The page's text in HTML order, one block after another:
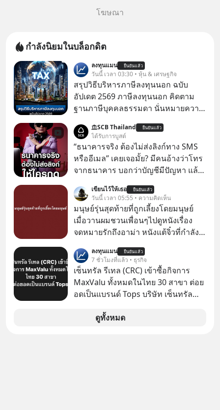
โฆษณา
กำลังนิยมในบล็อกดิต
ลงทุนแมน ยืนยันแล้ว
วันนี้ เวลา 03:30 • หุ้น & เศรษฐกิจ
สรุปวิธีบริหารภาษีลงทุนนอก ฉบับ
อัปเดต 2569 ภาษีลงทุนนอก คิดตาม
ฐานภาษีบุคคลธรรมดา นั่นหมายความ
SCB Thailand ยืนยันแล้ว
ได้รับการบูสต์
“ธนาคารจริง ต้องไม่ส่งลิงก์ทาง SMS
หรืออีเมล” เคยเจอมั้ย? มีคนอ้างว่าโทร
จากธนาคาร บอกว่าบัญชีมีปัญหา แล้ว
ทันที มาฟัง “ป้าเก๋าเล่ากลโกง” เพื่อรู้ทัน
มุกหลอกลวงในคราบความน่าเชื่อถือ
กันค่ะ #แก้เกมกลโกง #ป้าเก๋าเล่ากล
โกง #LivesSustainably #อยู่อย่าง
#FraudEducation #FinancialLiteracy
#DigitalBankWithHumanTouch
เขียนไว้ให้เธอ ยืนยันแล้ว
วันนี้ เวลา 05:55 • ความคิดเห็น
มนุษย์รุ่นสุดท้ายที่ถูกเลี้ยงโดยมนุษย์
เมื่อวานผมชวนเพื่อนๆไปดูหนังเรื่อง
จดหมายรักถึงอาม่า หนังแต้จิ๋วที่กำลัง
ป๊าผมเห็นโปสเตอร์หนังเรื่องนี้หลาย
เดือนก่อนและอยากดูมาก ด้วยเพราะว่า
อากงก็มาจากเมืองจีน ป๊าก็พูดแต้จิ๋วได้
มีเรื่องราวมีความผูกพันที่ได้ยินตั้งแต่
ลงทุนแมน ยืนยันแล้ว
7 ชั่วโมงที่แล้ว • ธุรกิจ
เซ็นทรัล รีเทล (CRC) เข้าซื้อกิจการ
MaxValu ทั้งหมดในไทย 30 สาขา ต่อย
อดเป็นแบรนด์ Tops บริษัท เซ็นทรัล
CRC แจ้งตลาดหลักทรัพย์ฯ ว่า บริษัท
ดูทั้งหมด